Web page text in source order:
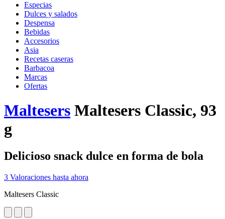
Especias
Dulces y salados
Despensa
Bebidas
Accesorios
Asia
Recetas caseras
Barbacoa
Marcas
Ofertas
Maltesers Maltesers Classic, 93
g
Delicioso snack dulce en forma de bola
3 Valoraciones hasta ahora
Maltesers Classic